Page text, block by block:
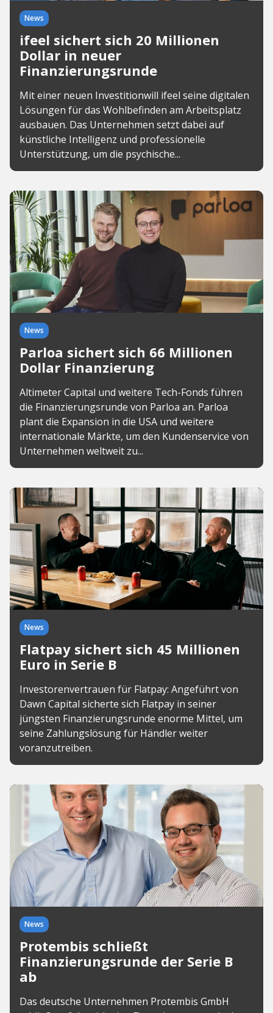
News
ifeel sichert sich 20 Millionen
Dollar in neuer
Finanzierungsrunde
Mit einer neuen Investitionwill ifeel seine digitalen
Lösungen für das Wohlbefinden am Arbeitsplatz
ausbauen. Das Unternehmen setzt dabei auf
künstliche Intelligenz und professionelle
Unterstützung, um die psychische...
News
Parloa sichert sich 66 Millionen
Dollar Finanzierung
Altimeter Capital und weitere Tech-Fonds führen
die Finanzierungsrunde von Parloa an. Parloa
plant die Expansion in die USA und weitere
internationale Märkte, um den Kundenservice von
Unternehmen weltweit zu...
News
Flatpay sichert sich 45 Millionen
Euro in Serie B
Investorenvertrauen für Flatpay: Angeführt von
Dawn Capital sicherte sich Flatpay in seiner
jüngsten Finanzierungsrunde enorme Mittel, um
seine Zahlungslösung für Händler weiter
voranzutreiben.
News
Protembis schließt
Finanzierungsrunde der Serie B
ab
Das deutsche Unternehmen Protembis GmbH